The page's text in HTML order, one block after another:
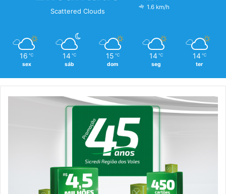
Scattered Clouds
1.6 km/h
16 ℃
sex
14 ℃
sáb
15 ℃
dom
14 ℃
seg
14 ℃
ter